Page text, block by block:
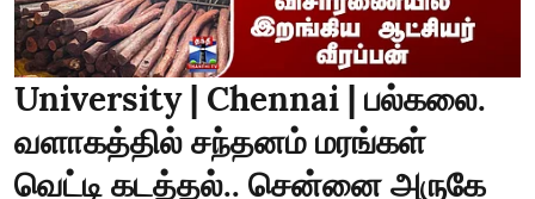
University | Chennai | பல்கலை.
வளாகத்தில் சந்தனம் மரங்கள்
வெட்டி கடத்தல்.. சென்னை அருகே